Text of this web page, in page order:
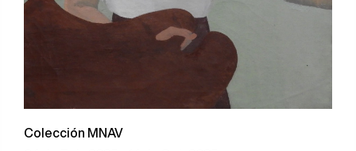
Colección MNAV